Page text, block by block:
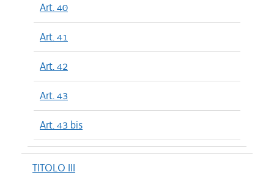
Art. 40
Art. 41
Art. 42
Art. 43
Art. 43 bis
TITOLO III